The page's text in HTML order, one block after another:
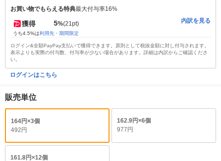
お買い物でもらえる特典最大付与率16%
獲得 5%(21pt)
うち4.5%は利用先・期間限定
内訳を見る
ログイン&全額PayPay支払いで獲得できます。原則として税抜金額に対し付与されます。
表示よりも実際の付与数、付与率が少ない場合があります。詳細は内訳からご確認くださ
い。
ログインはこちら
販売単位
164円×3個
492円
162.9円×6個
977円
161.8円×12個